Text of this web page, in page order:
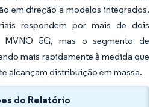
em direção a modelos integrados.
respondem por mais de dois
5G, mas o segmento de
mais rapidamente à medida que
alcançam distribuição em massa.
do Relatório